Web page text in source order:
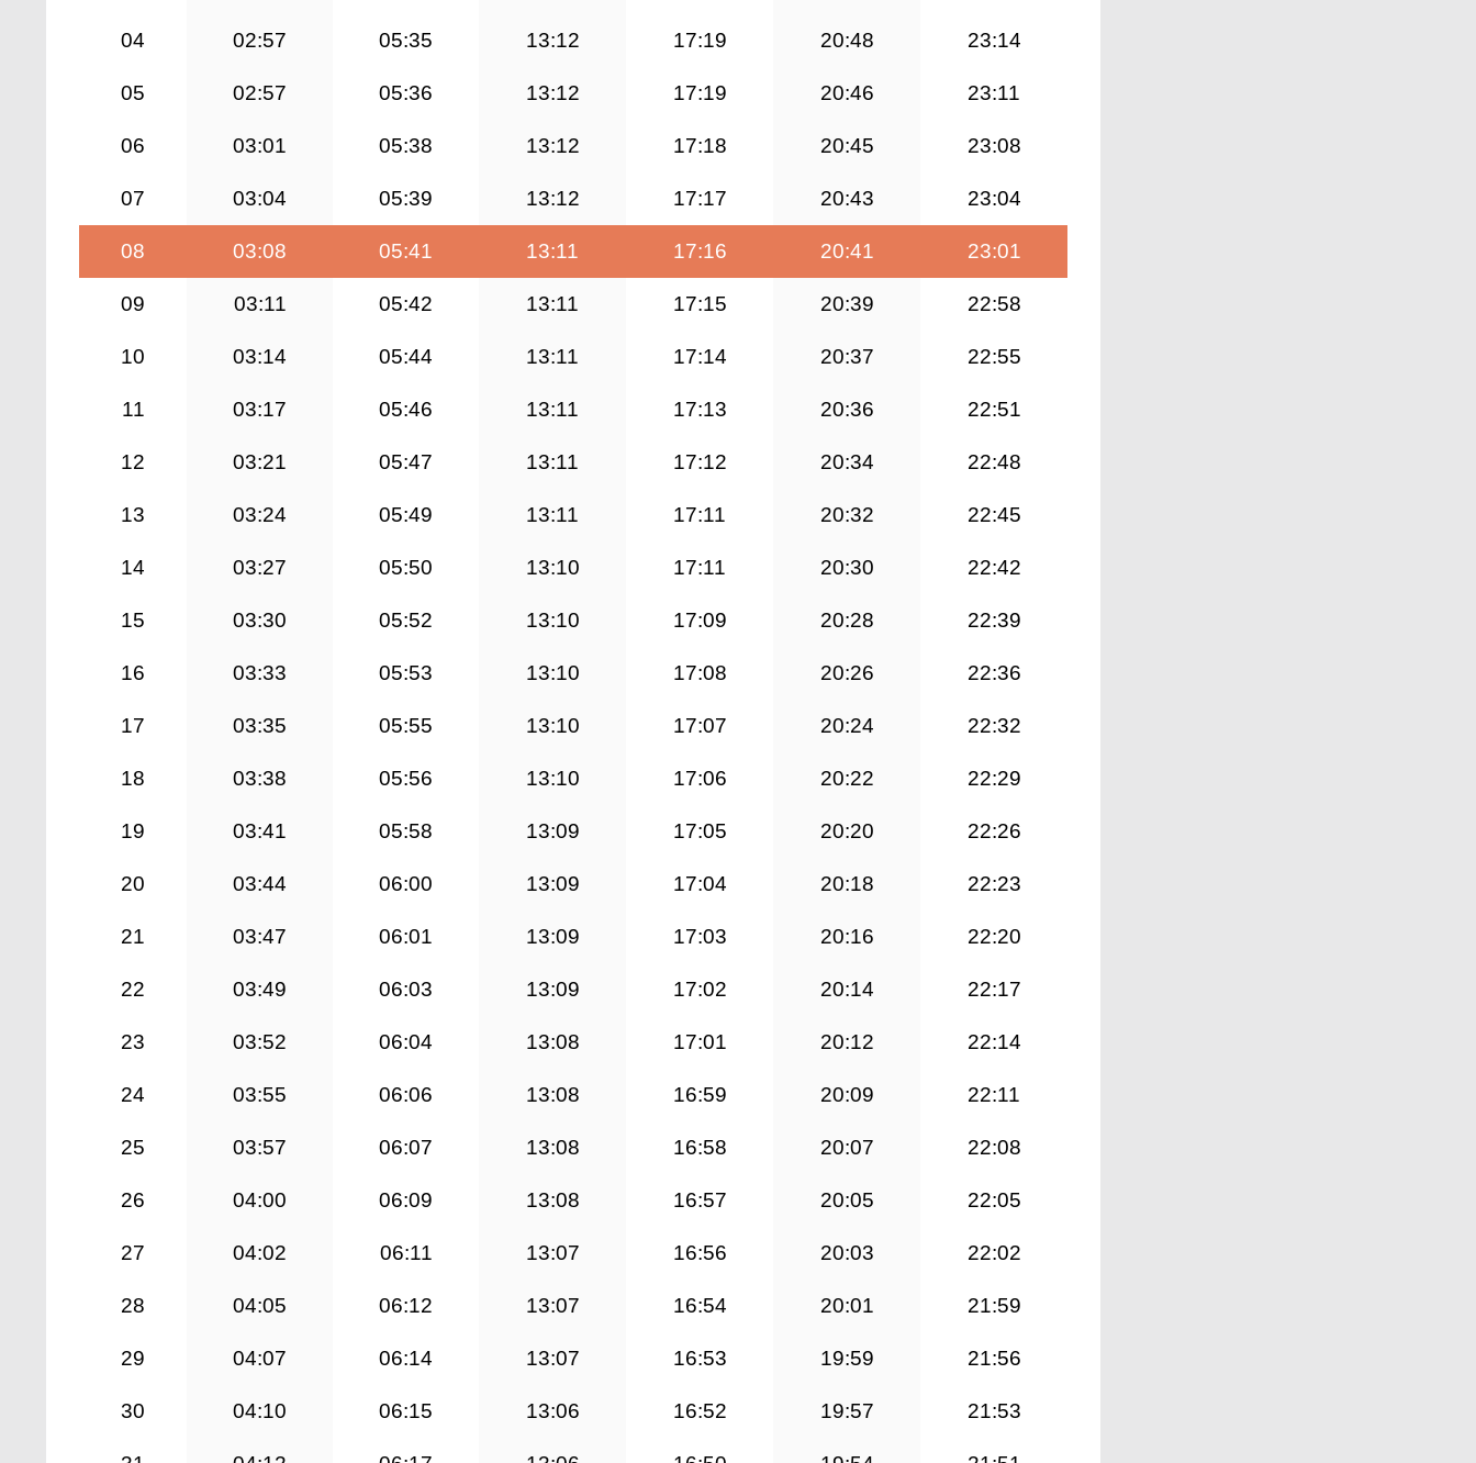
04 02:57 05:35 13:12 17:19 20:48 23:14
05 02:57 05:36 13:12 17:19 20:46 23:11
06 03:01 05:38 13:12 17:18 20:45 23:08
07 03:04 05:39 13:12 17:17 20:43 23:04
08 03:08 05:41 13:11 17:16 20:41 23:01
09 03:11 05:42 13:11 17:15 20:39 22:58
10 03:14 05:44 13:11 17:14 20:37 22:55
11 03:17 05:46 13:11 17:13 20:36 22:51
12 03:21 05:47 13:11 17:12 20:34 22:48
13 03:24 05:49 13:11 17:11 20:32 22:45
14 03:27 05:50 13:10 17:11 20:30 22:42
15 03:30 05:52 13:10 17:09 20:28 22:39
16 03:33 05:53 13:10 17:08 20:26 22:36
17 03:35 05:55 13:10 17:07 20:24 22:32
18 03:38 05:56 13:10 17:06 20:22 22:29
19 03:41 05:58 13:09 17:05 20:20 22:26
20 03:44 06:00 13:09 17:04 20:18 22:23
21 03:47 06:01 13:09 17:03 20:16 22:20
22 03:49 06:03 13:09 17:02 20:14 22:17
23 03:52 06:04 13:08 17:01 20:12 22:14
24 03:55 06:06 13:08 16:59 20:09 22:11
25 03:57 06:07 13:08 16:58 20:07 22:08
26 04:00 06:09 13:08 16:57 20:05 22:05
27 04:02 06:11 13:07 16:56 20:03 22:02
28 04:05 06:12 13:07 16:54 20:01 21:59
29 04:07 06:14 13:07 16:53 19:59 21:56
30 04:10 06:15 13:06 16:52 19:57 21:53